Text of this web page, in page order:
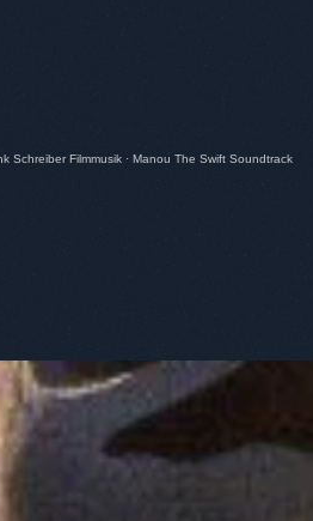
Schreiber Filmmusik· Manou The Swift Soundtrack